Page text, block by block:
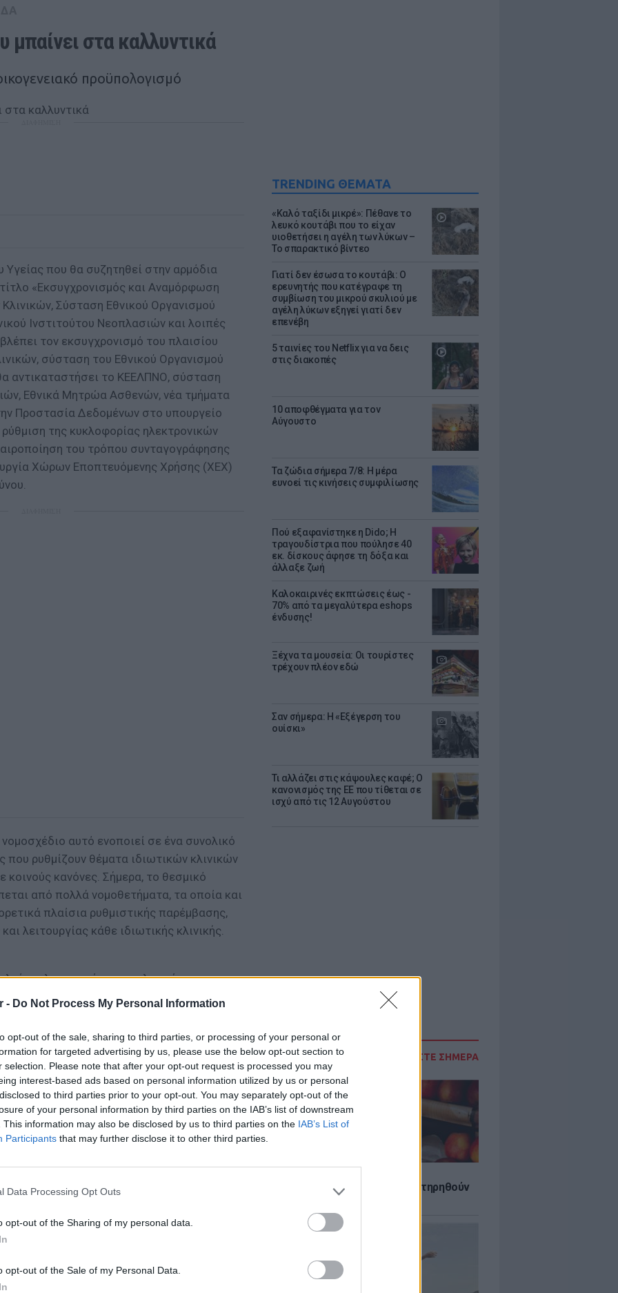
- Do Not Process My Personal Information
opt-out of the sale, sharing to third parties, or processing of your personal or
for targeted advertising by us, please use the below opt-out section to
selection. Please note that after your opt-out request is processed you may
interest-based ads based on personal information utilized by us or personal
to third parties prior to your opt-out. You may separately opt-out of the
of your personal information by third parties on the IAB’s list of downstream
This information may also be disclosed by us to third parties on the IAB’s List of
Participants that may further disclose it to other third parties.
Data Processing Opt Outs
opt-out of the Sharing of my personal data.
opt-out of the Sale of my Personal Data.
TRENDING ΘΕΜΑΤΑ
«Καλό ταξίδι μικρέ»: Πέθανε το
λευκό κουτάβι που το είχαν
υιοθετήσει η αγέλη των λύκων –
Το σπαρακτικό βίντεο
Γιατί δεν έσωσα το κουτάβι: Ο
ερευνητής που κατέγραφε τη
συμβίωση του μικρού σκυλιού με
αγέλη λύκων εξηγεί γιατί δεν
επενέβη
5 ταινίες του Netflix για να δεις
στις διακοπές
10 αποφθέγματα για τον
Αύγουστο
Τα ζώδια σήμερα 7/8: Η μέρα
ευνοεί τις κινήσεις συμφιλίωσης
Πού εξαφανίστηκε η Dido; Η
τραγουδίστρια που πούλησε 40
εκ. δίσκους άφησε τη δόξα και
άλλαξε ζωή
Καλοκαιρινές εκπτώσεις έως -
70% από τα μεγαλύτερα eshops
ένδυσης!
Ξέχνα τα μουσεία: Οι τουρίστες
τρέχουν πλέον εδώ
Σαν σήμερα: Η «Εξέγερση του
ουίσκι»
Τι αλλάζει στις κάψουλες καφέ; Ο
κανονισμός της ΕΕ που τίθεται σε
ισχύ από τις 12 Αυγούστου
ΔΙΑΒΑΣΤΕ ΣΗΜΕΡΑ
6 φρούτα που μπορουν να διατηρηθούν
μπαίνει στα καλλυντικά
προϋπολογισμό
Υγείας που θα συζητηθεί στην αρμόδια
«Εκσυγχρονισμός και Αναμόρφωση
Σύσταση Εθνικού Οργανισμού
Ινστιτούτου Νεοπλασιών και λοιπές
τον εκσυγχρονισμό του πλαισίου
σύσταση του Εθνικού Οργανισμού
αντικαταστήσει το ΚΕΕΛΠΝΟ, σύσταση
Εθνικά Μητρώα Ασθενών, νέα τμήματα
Προστασία Δεδομένων στο υπουργείο
της κυκλοφορίας ηλεκτρονικών
του τρόπου συνταγογράφησης
Χώρων Εποπτευόμενης Χρήσης (ΧΕΧ)
αυτό ενοποιεί σε ένα συνολικό
που ρυθμίζουν θέματα ιδιωτικών κλινικών
κοινούς κανόνες. Σήμερα, το θεσμικό
από πολλά νομοθετήματα, τα οποία και
πλαίσια ρυθμιστικής παρέμβασης,
λειτουργίας κάθε ιδιωτικής κλινικής.
λειτουργίας των κλινικών,
παρωχημένες ρυθμίσεις, που αφορούν
όσο και τις τεχνικές
στοιχεία, ιατρικός εξοπλισμός,
κ.α.). Επιπλέον, απλοποιεί τις
τις τεχνικές προδιαγραφές,
υψηλών υπηρεσιών υγείας.
το θεσμικό πλαίσιο που διέπει σήμερα
ελλιπές και δεν διαθέτει συνοχή.
του από τον Εθνικό Οργανισμό
Οργανισμό με διευρυμένες
της δημόσιας υγείας, δηλαδή πρόληψη
ζωής και προαγωγή της υγείας, μέσω
και της κοινωνίας.
ΔΙΑΦΗΜΙΣΗ